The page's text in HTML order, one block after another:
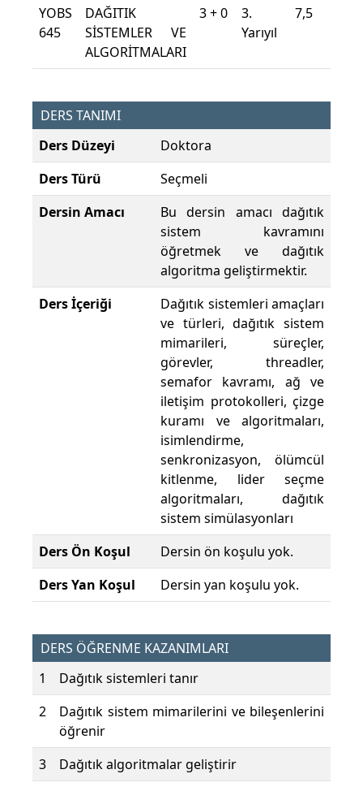
YOBS
645
DAĞITIK
SİSTEMLER VE
ALGORİTMALARI
3 + 0
3.
Yarıyıl
7,5
DERS TANIMI
Ders Düzeyi
Doktora
Ders Türü
Seçmeli
Dersin Amacı
Bu dersin amacı dağıtık
sistem kavramını
öğretmek ve dağıtık
algoritma geliştirmektir.
Ders İçeriği
Dağıtık sistemleri amaçları
ve türleri, dağıtık sistem
mimarileri, süreçler,
görevler, threadler,
semafor kavramı, ağ ve
iletişim protokolleri, çizge
kuramı ve algoritmaları,
isimlendirme,
senkronizasyon, ölümcül
kitlenme, lider seçme
algoritmaları, dağıtık
sistem simülasyonları
Ders Ön Koşul
Dersin ön koşulu yok.
Ders Yan Koşul
Dersin yan koşulu yok.
DERS ÖĞRENME KAZANIMLARI
1
Dağıtık sistemleri tanır
2
Dağıtık sistem mimarilerini ve bileşenlerini
öğrenir
3
Dağıtık algoritmalar geliştirir